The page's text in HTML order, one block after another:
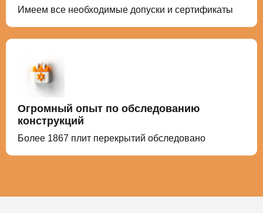
Имеем все необходимые допуски и сертификаты
Огромный опыт по обследованию
конструкций
Более 1867 плит перекрытий обследовано